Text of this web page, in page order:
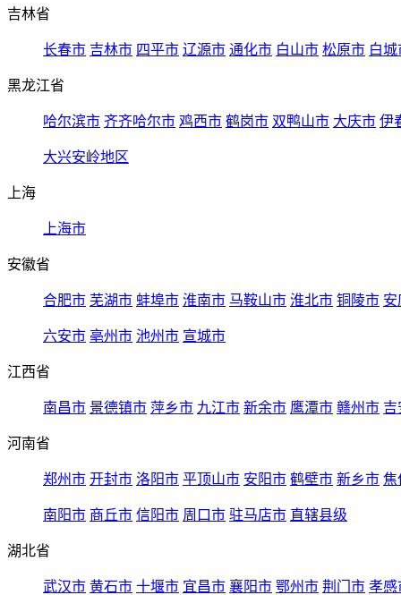
吉林省
长春市 吉林市 四平市 辽源市 通化市 白山市 松原市 白城
黑龙江省
哈尔滨市 齐齐哈尔市 鸡西市 鹤岗市 双鸭山市 大庆市 伊
大兴安岭地区
上海
上海市
安徽省
合肥市 芜湖市 蚌埠市 淮南市 马鞍山市 淮北市 铜陵市 安
六安市 亳州市 池州市 宣城市
江西省
南昌市 景德镇市 萍乡市 九江市 新余市 鹰潭市 赣州市 吉
河南省
郑州市 开封市 洛阳市 平顶山市 安阳市 鹤壁市 新乡市 焦
南阳市 商丘市 信阳市 周口市 驻马店市 直辖县级
湖北省
武汉市 黄石市 十堰市 宜昌市 襄阳市 鄂州市 荆门市 孝感